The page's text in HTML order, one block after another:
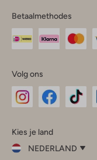
Betaalmethodes
Volg ons
InstagramFacebook
Kies je land
NEDERLAND